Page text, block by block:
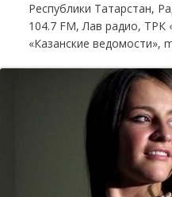
Республики Татарстан,
104.7 FM, Лав радио, ТРК
«Казанские ведомости»,